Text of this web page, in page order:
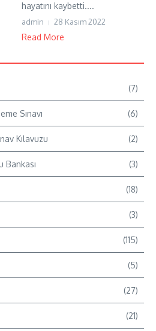
hayatını kaybetti....
admin 28 Kasım 2022
Read More
(7)
Sınavı (6)
Kılavuzu (2)
Bankası (3)
(18)
(3)
(115)
(5)
(27)
(21)